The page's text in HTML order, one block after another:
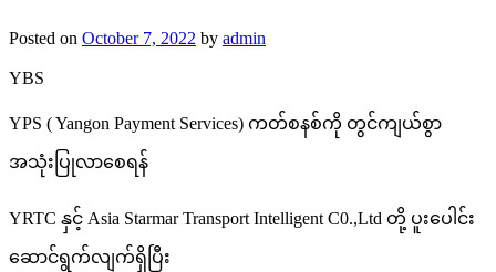
Posted on October 7, 2022 by admin
YBS
YPS ( Yangon Payment Services) ကတ်စနစ်ကို တွင်ကျယ်စွာ
အသုံးပြုလာစေရန်
YRTC နှင့် Asia Starmar Transport Intelligent C0.,Ltd တို့ ပူးပေါင်း
ဆောင်ရွက်လျက်ရှိပြီး